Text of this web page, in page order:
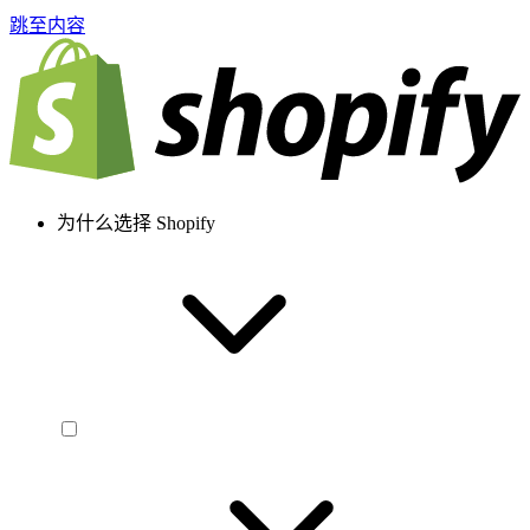
跳至内容
为什么选择 Shopify